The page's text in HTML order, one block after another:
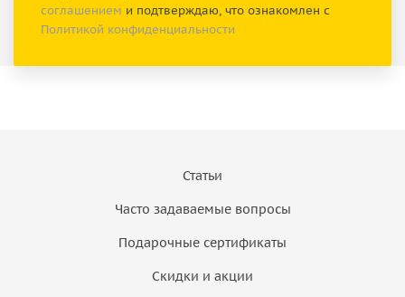
соглашением и подтверждаю, что ознакомлен с
Политикой конфиденциальности
Статьи
Часто задаваемые вопросы
Подарочные сертификаты
Скидки и акции